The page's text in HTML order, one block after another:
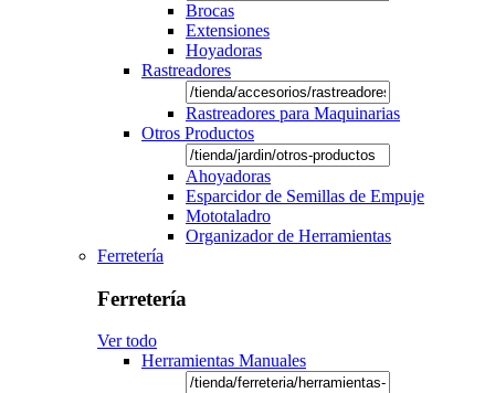
Brocas
Extensiones
Hoyadoras
Rastreadores
Rastreadores para Maquinarias
Otros Productos
Ahoyadoras
Esparcidor de Semillas de Empuje
Mototaladro
Organizador de Herramientas
Ferretería
Ferretería
Ver todo
Herramientas Manuales